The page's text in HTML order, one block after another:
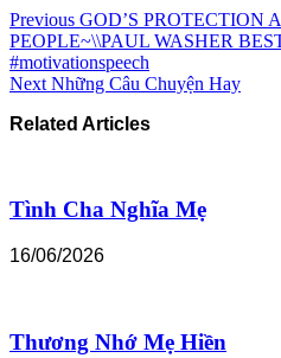
Previous GOD’S PROTECTION
PEOPLE~\\PAUL WASHER
#motivationspeech
Next Những Câu Chuyện Hay
Related Articles
Tình Cha Nghĩa Mẹ
16/06/2026
Thương Nhớ Mẹ Hiền